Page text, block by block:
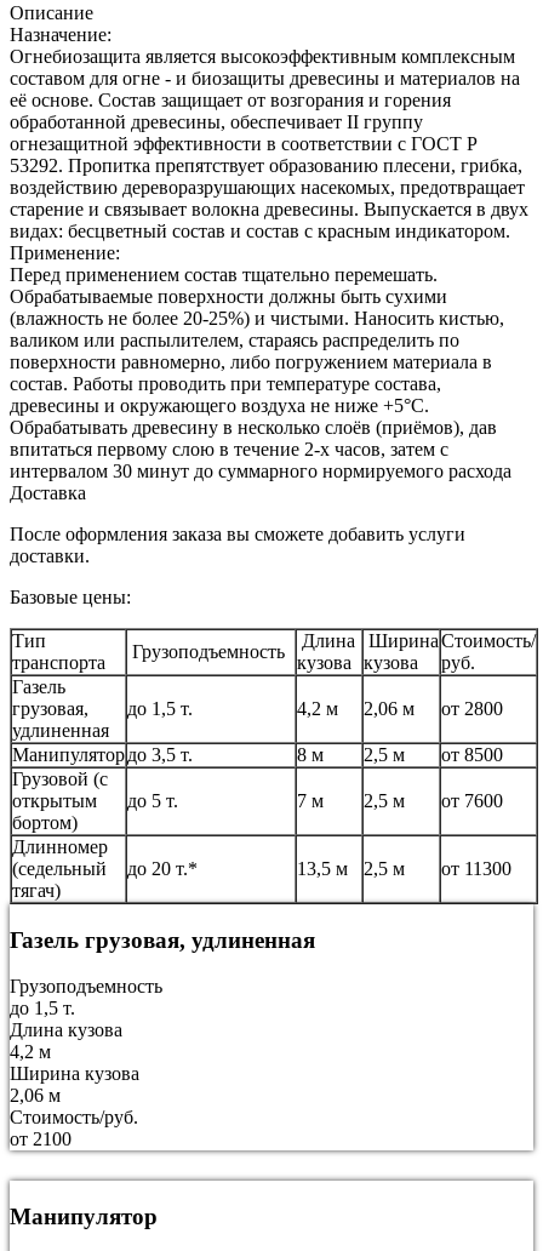
Описание
Назначение:
Огнебиозащита является высокоэффективным комплексным
составом для огне - и биозащиты древесины и материалов на
её основе. Состав защищает от возгорания и горения
обработанной древесины, обеспечивает II группу
огнезащитной эффективности в соответствии с ГОСТ Р
53292. Пропитка препятствует образованию плесени, грибка,
воздействию дереворазрушающих насекомых, предотвращает
старение и связывает волокна древесины. Выпускается в двух
видах: бесцветный состав и состав с красным индикатором.
Применение:
Перед применением состав тщательно перемешать.
Обрабатываемые поверхности должны быть сухими
(влажность не более 20-25%) и чистыми. Наносить кистью,
валиком или распылителем, стараясь распределить по
поверхности равномерно, либо погружением материала в
состав. Работы проводить при температуре состава,
древесины и окружающего воздуха не ниже +5°С.
Обрабатывать древесину в несколько слоёв (приёмов), дав
впитаться первому слою в течение 2-х часов, затем с
интервалом 30 минут до суммарного нормируемого расхода
Доставка
После оформления заказа вы сможете добавить услуги
доставки.
Базовые цены:
Тип
транспорта
Грузоподъемность
Длина
кузова
Ширина
кузова
Стоимость/
руб.
Газель
грузовая,
удлиненная
до 1,5 т. 4,2 м 2,06 м от 2800
Манипулятордо 3,5 т. 8 м 2,5 м
от 8500
Грузовой (с
открытым
бортом)
до 5 т. 7 м 2,5 м от 7600
Длинномер
(седельный
тягач)
до 20 т.* 13,5 м 2,5 м от 11300
Газель грузовая, удлиненная
Грузоподъемность
до 1,5 т.
Длина кузова
4,2 м
Ширина кузова
2,06 м
Стоимость/руб.
от 2100
Манипулятор